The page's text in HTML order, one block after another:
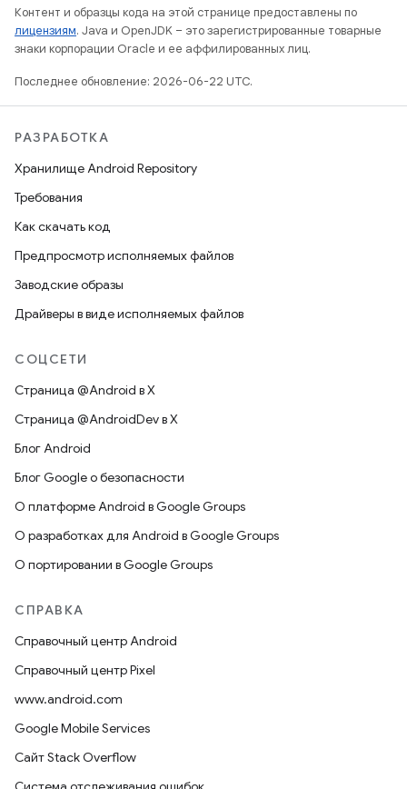
Контент и образцы кода на этой странице предоставлены по
лицензиям. Java и OpenJDK – это зарегистрированные товарные
знаки корпорации Oracle и ее аффилированных лиц.
Последнее обновление: 2026-06-22 UTC.
РАЗРАБОТКА
Хранилище Android Repository
Требования
Как скачать код
Предпросмотр исполняемых файлов
Заводские образы
Драйверы в виде исполняемых файлов
СОЦСЕТИ
Страница @Android в X
Страница @AndroidDev в X
Блог Android
Блог Google о безопасности
О платформе Android в Google Groups
О разработках для Android в Google Groups
О портировании в Google Groups
СПРАВКА
Справочный центр Android
Справочный центр Pixel
www.android.com
Google Mobile Services
Сайт Stack Overflow